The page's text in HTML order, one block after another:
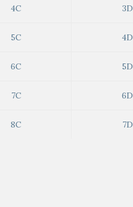
4C 3D
5C 4D
6C 5D
7C 6D
8C 7D